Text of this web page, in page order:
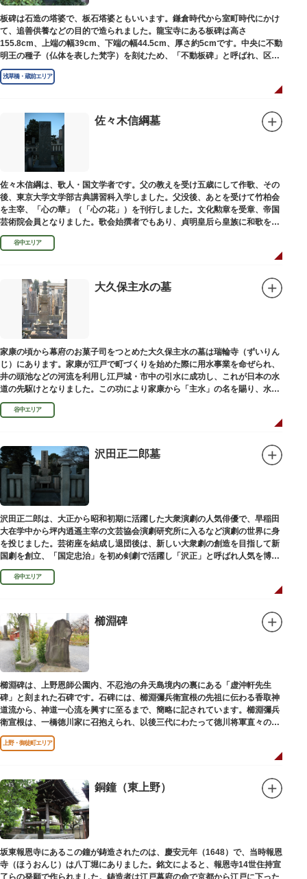
板碑は石造の塔婆で、板石塔婆ともいいます。鎌倉時代から室町時代にかけ
て、追善供養などの目的で造られました。龍宝寺にある板碑は高さ
155.8cm、上端の幅39cm、下端の幅44.5cm、厚さ約5cmです。中央に不動
明王の種子（仏体を表した梵字）を刻むため、「不動板碑」と呼ばれ、区内
現存の板碑を代表するもののひとつです。
浅草橋・蔵前エリア
佐々木信綱墓
佐々木信綱は、歌人・国文学者です。父の教えを受け五歳にして作歌、その
後、東京大学文学部古典講習科入学しました。父没後、あとを受けて竹柏会
を主宰、「心の華」（「心の花」）を刊行しました。文化勲章を受章、帝国
芸術院会員となりました。歌会始撰者でもあり、貞明皇后ら皇族に和歌を指
導しました。そのお墓は谷中霊園にあります。
谷中エリア
大久保主水の墓
家康の頃から幕府のお菓子司をつとめた大久保主水の墓は瑞輪寺（ずいりん
じ）にあります。家康が江戸で町づくりを始めた際に用水事業を命ぜられ、
井の頭池などの河流を利用し江戸城・市中の引水に成功し、これが日本の水
道の先駆けとなりました。この功により家康から「主水」の名を賜り、水は
濁らざるを尊しとして「もんと」と読むようになったといわれます。
谷中エリア
沢田正二郎墓
沢田正二郎は、大正から昭和初期に活躍した大衆演劇の人気俳優で、早稲田
大在学中から坪内逍遥主宰の文芸協会演劇研究所に入るなど演劇の世界に身
を投じました。芸術座を結成し退団後は、新しい大衆劇の創造を目指して新
国劇を創立、「国定忠治」を初め剣劇で活躍し「沢正」と呼ばれ人気を博し
ました。お墓は谷中霊園にあります。
谷中エリア
櫛淵碑
櫛淵碑は、上野恩師公園内、不忍池の弁天島境内の裏にある「虚沖軒先生
碑」と刻まれた石碑です。石碑には、櫛淵彌兵衛宣根の先祖に伝わる香取神
道流から、神道一心流を興すに至るまで、簡略に記されています。櫛淵彌兵
衛宣根は、一橋徳川家に召抱えられ、以後三代にわたって徳川将軍直々の護
衛役として仕えました。
上野・御徒町エリア
銅鐘（東上野）
坂東報恩寺にあるこの鐘が鋳造されたのは、慶安元年（1648）で、当時報恩
寺（ほうおんじ）は八丁堀にありました。銘文によると、報恩寺14世住持宣
了らの発願で作られました。鋳造者は江戸幕府の命で京都から江戸に下った